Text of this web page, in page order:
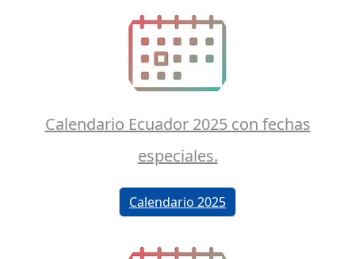
Calendario Ecuador 2025 con fechas
especiales.
Calendario 2025